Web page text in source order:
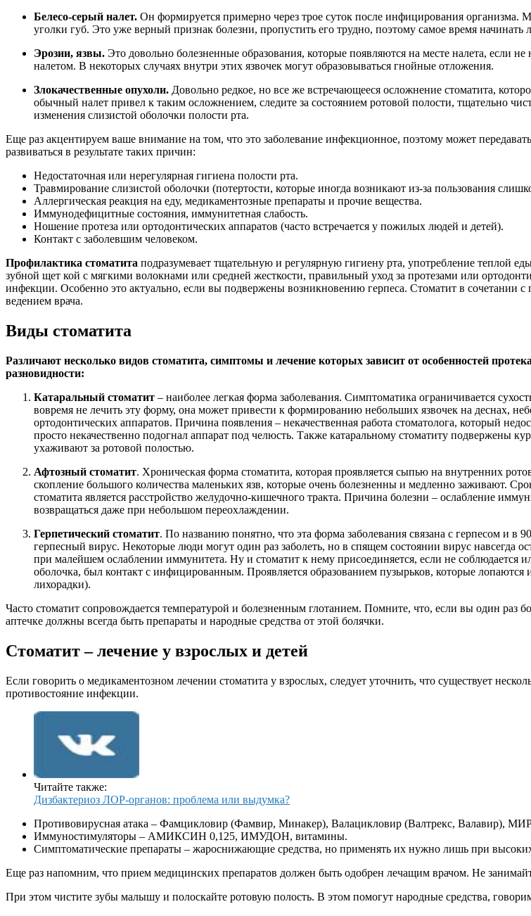
Белесо-серый налет. Он формируется примерно через трое суток после инфицирования
уголки губ. Это уже верный признак болезни, пропустить его трудно, поэтому самое время
Эрозии, язвы. Это довольно болезненные образования, которые появляются на месте налета,
налетом. В некоторых случаях внутри этих язвочек могут образовываться гнойные отложения.
Злокачественные опухоли. Довольно редкое, но все же встречающееся осложнение стоматита,
обычный налет привел к таким осложнением, следите за состоянием ротовой полости, тщательно
изменения слизистой оболочки полости рта.
Еще раз акцентируем ваше внимание на том, что это заболевание инфекционное, поэтому может
развиваться в результате таких причин:
Недостаточная или нерегулярная гигиена полости рта.
Травмирование слизистой оболочки (потертости, которые иногда возникают из-за пользования
Аллергическая реакция на еду, медикаментозные препараты и прочие вещества.
Иммунодефицитные состояния, иммунитетная слабость.
Ношение протеза или ортодонтических аппаратов (часто встречается у пожилых людей и детей).
Контакт с заболевшим человеком.
Профилактика стоматита подразумевает тщательную и регулярную гигиену рта, употребление теплой
зубной щет кой с мягкими волокнами или средней жесткости, правильный уход за протезами или
инфекции. Особенно это актуально, если вы подвержены возникновению герпеса. Стоматит в сочетании с
ведением врача.
Виды стоматита
Различают несколько видов стоматита, симптомы и лечение которых зависит от особенностей
разновидности:
Катаральный стоматит – наиболее легкая форма заболевания. Симптоматика ограничивается
вовремя не лечить эту форму, она может привести к формированию небольших язвочек на деснах,
ортодонтических аппаратов. Причина появления – некачественная работа стоматолога, который
просто некачественно подогнал аппарат под челюсть. Также катаральному стоматиту подвержены
ухаживают за ротовой полостью.
Афтозный стоматит. Хроническая форма стоматита, которая проявляется сыпью на внутренних
скопление большого количества маленьких язв, которые очень болезненны и медленно заживают.
стоматита является расстройство желудочно-кишечного тракта. Причина болезни – ослабление
возвращаться даже при небольшом переохлаждении.
Герпетический стоматит. По названию понятно, что эта форма заболевания связана с герпесом и в
герпесный вирус. Некоторые люди могут один раз заболеть, но в спящем состоянии вирус навсегда
при малейшем ослаблении иммунитета. Ну и стоматит к нему присоединяется, если не соблюдается
оболочка, был контакт с инфицированным. Проявляется образованием пузырьков, которые
лихорадки).
Часто стоматит сопровождается температурой и болезненным глотанием. Помните, что, если вы один раз
аптечке должны всегда быть препараты и народные средства от этой болячки.
Стоматит – лечение у взрослых и детей
Если говорить о медикаментозном лечении стоматита у взрослых, следует уточнить, что существует
противостояние инфекции.
Читайте также:
Дизбактериоз ЛОР-органов: проблема или выдумка?
Противовирусная атака – Фамцикловир (Фамвир, Минакер), Валацикловир (Валтрекс,
Иммуностимуляторы – АМИКСИН 0,125, ИМУДОН, витамины.
Симптоматические препараты – жароснижающие средства, но применять их нужно лишь при
Еще раз напомним, что прием медицинских препаратов должен быть одобрен лечащим врачом. Не
При этом чистите зубы малышу и полоскайте ротовую полость. В этом помогут народные средства,